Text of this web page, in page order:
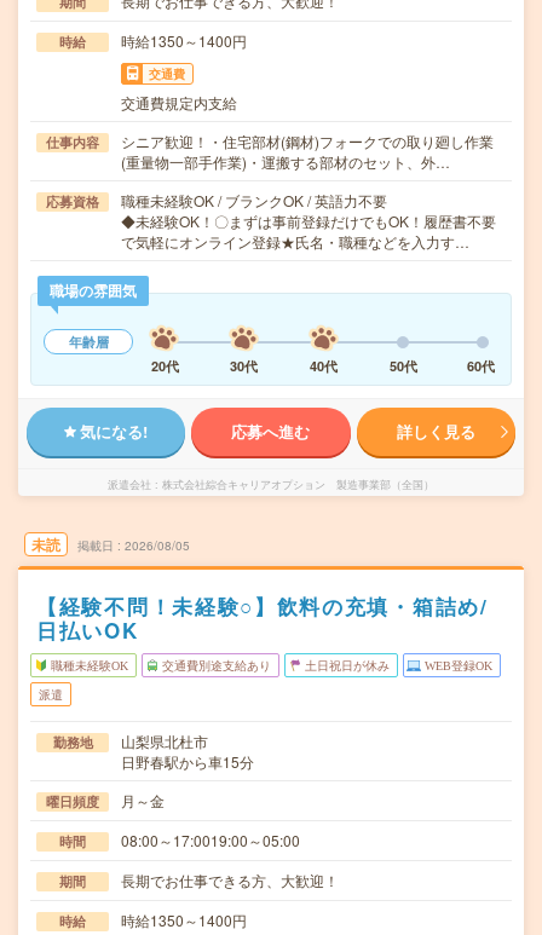
時給 時給1350～1400円
交通費
交通費規定内支給
仕事内容
シニア歓迎！・住宅部材(鋼材)フォークでの取り廻し作業
(重量物一部手作業)・運搬する部材のセット、外…
応募資格
職種未経験OK / ブランクOK / 英語力不要
◆未経験OK！〇まずは事前登録だけでもOK！履歴書不要
で気軽にオンライン登録★氏名・職種などを入力す…
職場の雰囲気
年齢層
20代
30代 40代 50代 60代
気になる! 応募へ進む 詳しく見る
派遣会社 株式会社綜合キャリアオプション 製造事業部（全国）
未読 掲載日 2026/08/05
【経験不問！未経験○】飲料の充填・箱詰め/
日払いOK
職種未経験OK 交通費別途支給あり 土日祝日が休み WEB登録OK
派遣
勤務地
山梨県北杜市
日野春駅から車15分
曜日頻度 月～金
時間 08:00～17:0019:00～05:00
期間 長期でお仕事できる方、大歓迎！
時給 時給1350～1400円